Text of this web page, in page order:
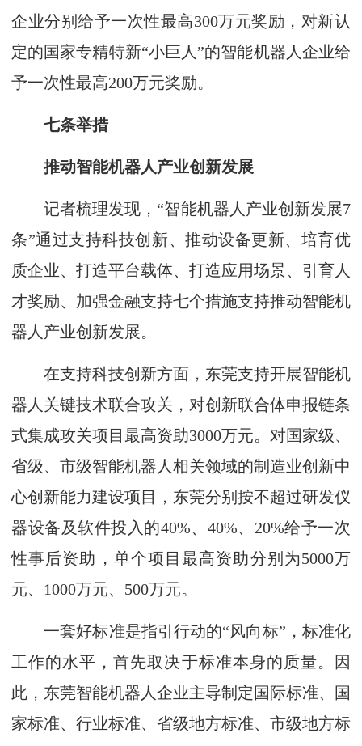
企业分别给予一次性最高300万元奖励，对新认
定的国家专精特新“小巨人”的智能机器人企业给
予一次性最高200万元奖励。
七条举措
推动智能机器人产业创新发展
记者梳理发现，“智能机器人产业创新发展7
条”通过支持科技创新、推动设备更新、培育优
质企业、打造平台载体、打造应用场景、引育人
才奖励、加强金融支持七个措施支持推动智能机
器人产业创新发展。
在支持科技创新方面，东莞支持开展智能机
器人关键技术联合攻关，对创新联合体申报链条
式集成攻关项目最高资助3000万元。对国家级、
省级、市级智能机器人相关领域的制造业创新中
心创新能力建设项目，东莞分别按不超过研发仪
器设备及软件投入的40%、40%、20%给予一次
性事后资助，单个项目最高资助分别为5000万
元、1000万元、500万元。
一套好标准是指引行动的“风向标”，标准化
工作的水平，首先取决于标准本身的质量。因
此，东莞智能机器人企业主导制定国际标准、国
家标准、行业标准、省级地方标准、市级地方标